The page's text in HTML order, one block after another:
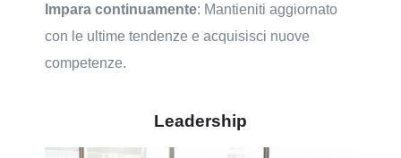
Impara continuamente: Mantieniti aggiornato
con le ultime tendenze e acquisisci nuove
competenze.
Leadership